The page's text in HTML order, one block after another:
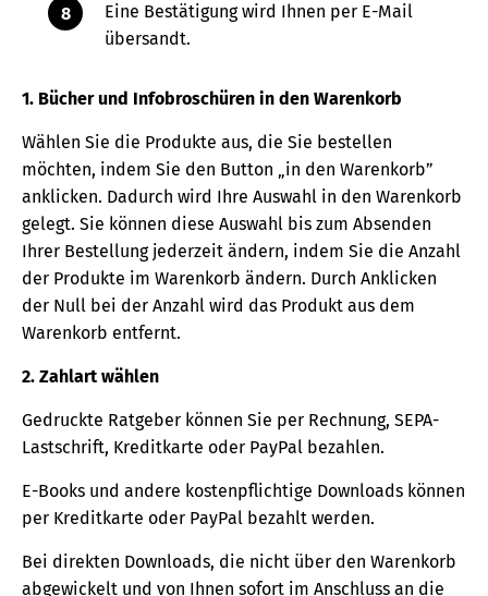
Eine Bestätigung wird Ihnen per E-Mail
übersandt.
1. Bücher und Infobroschüren in den Warenkorb
Wählen Sie die Produkte aus, die Sie bestellen
möchten, indem Sie den Button „in den Warenkorb”
anklicken. Dadurch wird Ihre Auswahl in den Warenkorb
gelegt. Sie können diese Auswahl bis zum Absenden
Ihrer Bestellung jederzeit ändern, indem Sie die Anzahl
der Produkte im Warenkorb ändern. Durch Anklicken
der Null bei der Anzahl wird das Produkt aus dem
Warenkorb entfernt.
2. Zahlart wählen
Gedruckte Ratgeber können Sie per Rechnung, SEPA-
Lastschrift, Kreditkarte oder PayPal bezahlen.
E-Books und andere kostenpflichtige Downloads können
per Kreditkarte oder PayPal bezahlt werden.
Bei direkten Downloads, die nicht über den Warenkorb
abgewickelt und von Ihnen sofort im Anschluss an die